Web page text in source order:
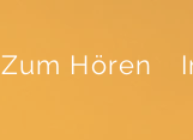
Zum Hören